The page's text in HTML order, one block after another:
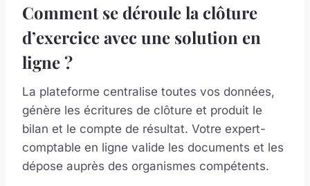
Comment se déroule la clôture
d’exercice avec une solution en
ligne ?
La plateforme centralise toutes vos données,
génère les écritures de clôture et produit le
bilan et le compte de résultat. Votre expert-
comptable en ligne valide les documents et les
dépose auprès des organismes compétents.